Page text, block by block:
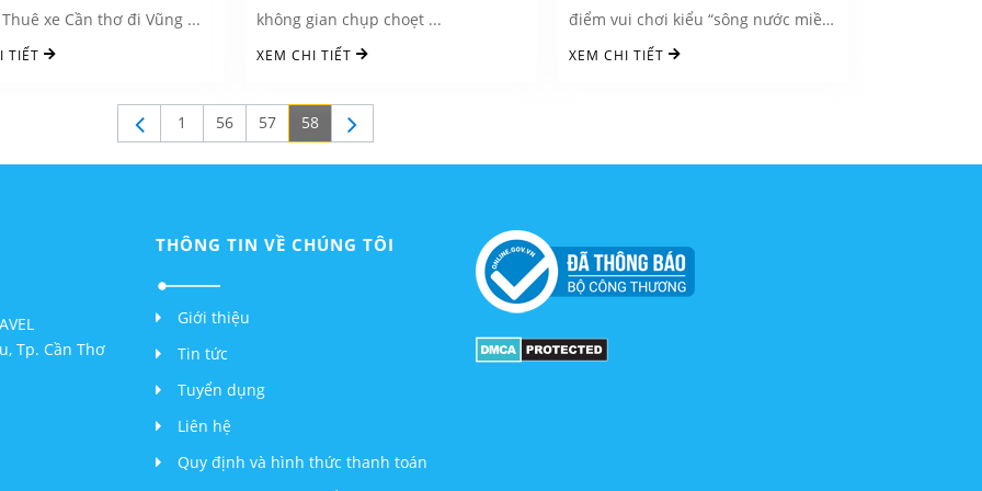
xe Cần thơ đi Vũng ...
TIẾT
không gian chụp choẹt ...
XEM CHI TIẾT
điểm vui chơi kiểu “sông nước miền
Tây” ...
XEM CHI TIẾT
1 56 57 58
Tp. Cần Thơ
THÔNG TIN VỀ CHÚNG TÔI
Giới thiệu
Tin tức
Tuyển dụng
Liên hệ
Quy định và hình thức thanh toán